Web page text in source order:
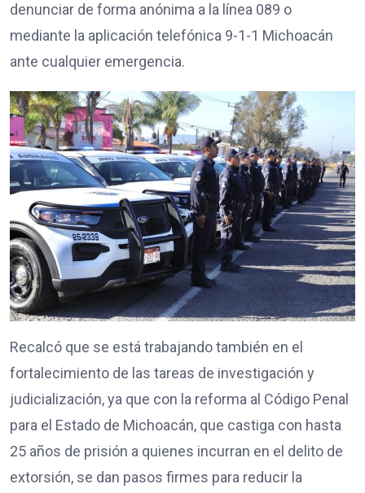
denunciar de forma anónima a la línea 089 o
mediante la aplicación telefónica 9-1-1 Michoacán
ante cualquier emergencia.
Recalcó que se está trabajando también en el
fortalecimiento de las tareas de investigación y
judicialización, ya que con la reforma al Código Penal
para el Estado de Michoacán, que castiga con hasta
25 años de prisión a quienes incurran en el delito de
extorsión, se dan pasos firmes para reducir la